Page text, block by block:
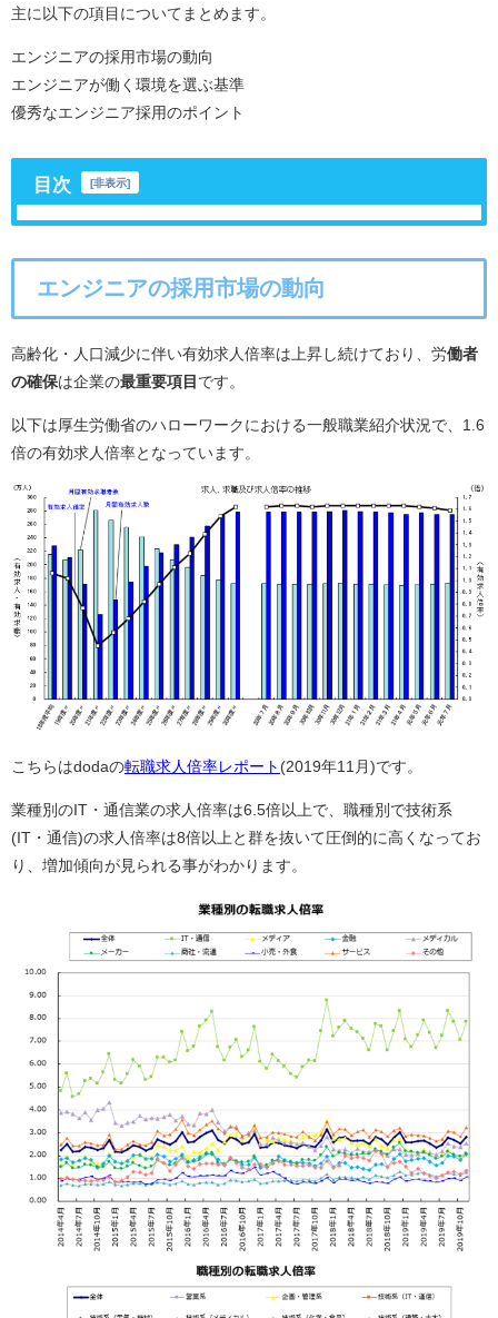
主に以下の項目についてまとめます。
エンジニアの採用市場の動向
エンジニアが働く環境を選ぶ基準
優秀なエンジニア採用のポイント
目次 [非表示]
エンジニアの採用市場の動向
高齢化・人口減少に伴い有効求人倍率は上昇し続けており、労働者
の確保は企業の最重要項目 です。
以下は厚生労働省のハローワークにおける一般職業紹介状況で、1.6
倍の有効求人倍率となっています。
こちらはdodaの転職求人倍率レポート (2019年11月)です。
業種別のIT・通信業の求人倍率は6.5倍以上で、職種別で技術系
(IT・通信)の求人倍率は8倍以上と群を抜いて圧倒的に高くなってお
り、増加傾向が見られる事がわかります。